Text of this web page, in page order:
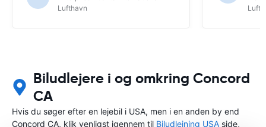
Lufthavn
Biludlejere i og omkring Concord
CA
Hvis du søger efter en lejebil i USA, men i en anden by end
Concord CA, klik venligst igennem til Biludlejning USA side,